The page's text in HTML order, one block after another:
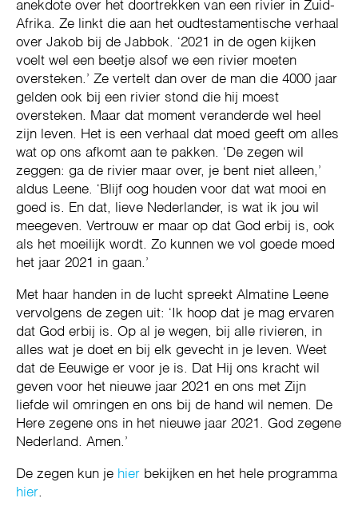
anekdote over het doortrekken van een rivier in Zuid-
Afrika. Ze linkt die aan het oudtestamentische verhaal
over Jakob bij de Jabbok. ‘2021 in de ogen kijken
voelt wel een beetje alsof we een rivier moeten
oversteken.’ Ze vertelt dan over de man die 4000 jaar
gelden ook bij een rivier stond die hij moest
oversteken. Maar dat moment veranderde wel heel
zijn leven. Het is een verhaal dat moed geeft om alles
wat op ons afkomt aan te pakken. ‘De zegen wil
zeggen: ga de rivier maar over, je bent niet alleen,’
aldus Leene. ‘Blijf oog houden voor dat wat mooi en
goed is. En dat, lieve Nederlander, is wat ik jou wil
meegeven. Vertrouw er maar op dat God erbij is, ook
als het moeilijk wordt. Zo kunnen we vol goede moed
het jaar 2021 in gaan.’
Met haar handen in de lucht spreekt Almatine Leene
vervolgens de zegen uit: ‘Ik hoop dat je mag ervaren
dat God erbij is. Op al je wegen, bij alle rivieren, in
alles wat je doet en bij elk gevecht in je leven. Weet
dat de Eeuwige er voor je is. Dat Hij ons kracht wil
geven voor het nieuwe jaar 2021 en ons met Zijn
liefde wil omringen en ons bij de hand wil nemen. De
Here zegene ons in het nieuwe jaar 2021. God zegene
Nederland. Amen.’
De zegen kun je hier bekijken en het hele programma
hier.